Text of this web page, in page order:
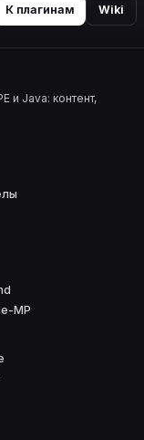
К плагинам Wiki
и Java: контент,
MP